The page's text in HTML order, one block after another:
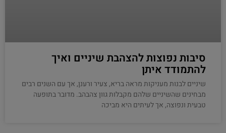
סיבות נפוצות להצהבת שיניים ואיך
להתמודד איתן
שיניים לבנות מעניקות מראה בריא, צעיר ורענן, אך עם השנים רבים
מבחינים שהשיניים שלהם מקבלות גוון צהבהב. מדובר בתופעה
טבעית ונפוצה, אך לעיתים היא מביכה